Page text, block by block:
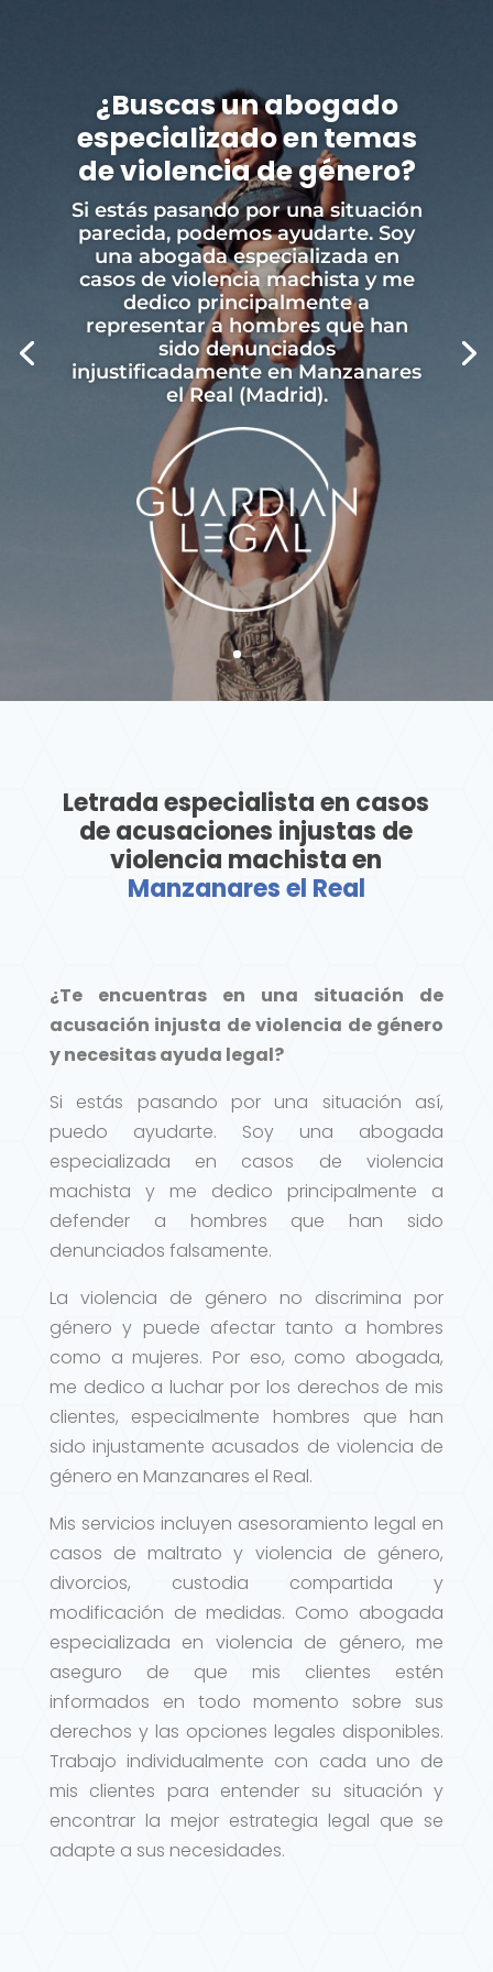
¿Buscas un abogado
especializado en temas
de violencia de género?
Si estás pasando por una situación
parecida, podemos ayudarte. Soy
una abogada especializada en
casos de violencia machista y me
dedico principalmente a
representar a hombres que han
sido denunciados
injustificadamente en Manzanares
el Real (Madrid).
Letrada especialista en casos
de acusaciones injustas de
violencia machista en
Manzanares el Real
¿Te encuentras en una situación de
acusación injusta de violencia de género
y necesitas ayuda legal?
Si estás pasando por una situación así,
puedo ayudarte. Soy una abogada
especializada en casos de violencia
machista y me dedico principalmente a
defender a hombres que han sido
denunciados falsamente.
La violencia de género no discrimina por
género y puede afectar tanto a hombres
como a mujeres. Por eso, como abogada,
me dedico a luchar por los derechos de mis
clientes, especialmente hombres que han
sido injustamente acusados de violencia de
género en Manzanares el Real.
Mis servicios incluyen asesoramiento legal en
casos de maltrato y violencia de género,
divorcios, custodia compartida y
modificación de medidas. Como abogada
especializada en violencia de género, me
aseguro de que mis clientes estén
informados en todo momento sobre sus
derechos y las opciones legales disponibles.
Trabajo individualmente con cada uno de
mis clientes para entender su situación y
encontrar la mejor estrategia legal que se
adapte a sus necesidades.